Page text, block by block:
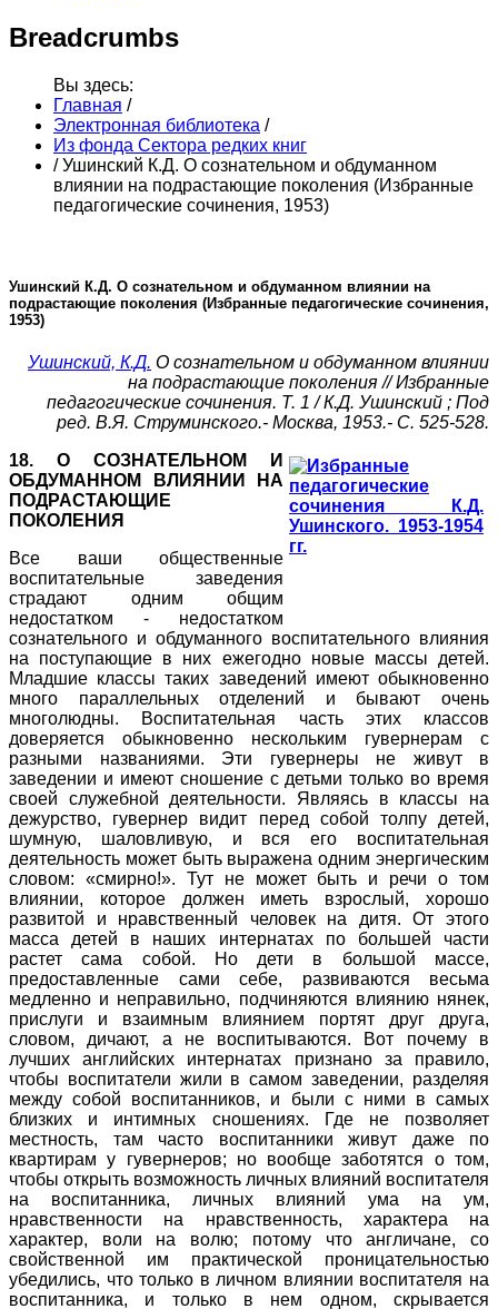
Breadcrumbs
Вы здесь:
Главная /
Электронная библиотека /
Из фонда Сектора редких книг
/ Ушинский К.Д. О сознательном и обдуманном
влиянии на подрастающие поколения (Избранные
педагогические сочинения, 1953)
Ушинский К.Д. О сознательном и обдуманном влиянии на
подрастающие поколения (Избранные педагогические сочинения,
1953)
Ушинский, К.Д. О сознательном и обдуманном влиянии
на подрастающие поколения // Избранные
педагогические сочинения. Т. 1 / К.Д. Ушинский ; Под
ред. В.Я. Струминского.- Москва, 1953.- С. 525-528.
18. О СОЗНАТЕЛЬНОМ И
ОБДУМАННОМ ВЛИЯНИИ НА
ПОДРАСТАЮЩИЕ
ПОКОЛЕНИЯ
Все ваши общественные
воспитательные заведения
страдают одним общим
недостатком - недостатком
сознательного и обдуманного воспитательного влияния
на поступающие в них ежегодно новые массы детей.
Младшие классы таких заведений имеют обыкновенно
много параллельных отделений и бывают очень
многолюдны. Воспитательная часть этих классов
доверяется обыкновенно нескольким гувернерам с
разными названиями. Эти гувернеры не живут в
заведении и имеют сношение с детьми только во время
своей служебной деятельности. Являясь в классы на
дежурство, гувернер видит перед собой толпу детей,
шумную, шаловливую, и вся его воспитательная
деятельность может быть выражена одним энергическим
словом: «смирно!». Тут не может быть и речи о том
влиянии, которое должен иметь взрослый, хорошо
развитой и нравственный человек на дитя. От этого
масса детей в наших интернатах по большей части
растет сама собой. Но дети в большой массе,
предоставленные сами себе, развиваются весьма
медленно и неправильно, подчиняются влиянию нянек,
прислуги и взаимным влиянием портят друг друга,
словом, дичают, а не воспитываются. Вот почему в
лучших английских интернатах признано за правило,
чтобы воспитатели жили в самом заведении, разделяя
между собой воспитанников, и были с ними в самых
близких и интимных сношениях. Где не позволяет
местность, там часто воспитанники живут даже по
квартирам у гувернеров; но вообще заботятся о том,
чтобы открыть возможность личных влияний воспитателя
на воспитанника, личных влияний ума на ум,
нравственности на нравственность, характера на
характер, воли на волю; потому что англичане, со
свойственной им практической проницательностью
убедились, что только в личном влиянии воспитателя на
воспитанника, и только в нем одном, скрывается